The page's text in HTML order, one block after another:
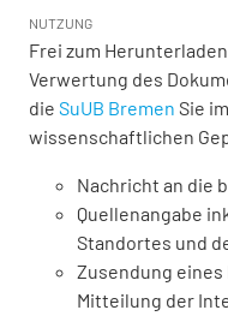
NUTZUNG
Frei zum
Verwertung des
die SuUB Bremen Sie
wissenschaftlichen
Nachricht an die
Quellenangabe
Standortes und
Zusendung
Mitteilung der